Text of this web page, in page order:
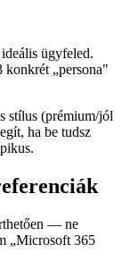
ügyfeled.
konkrét „persona"
stílus (prémium/jól
ha be tudsz
— ne
„Microsoft 365